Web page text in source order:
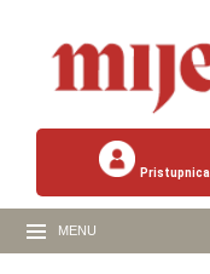
Pristupnica
MENU